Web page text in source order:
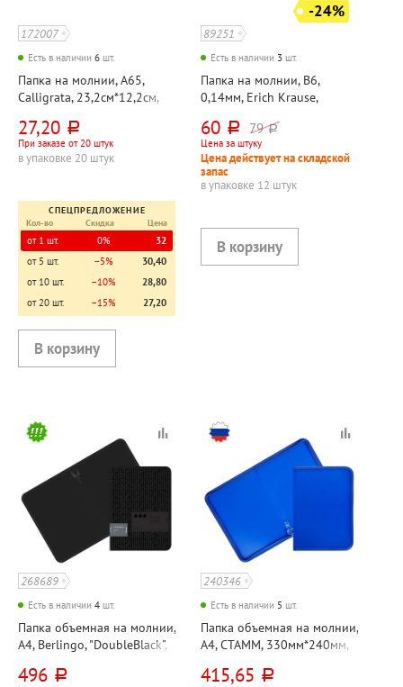
172007
Есть в наличии 6 шт.
Папка на молнии, А65,
Calligrata, 23,2см*12,2см,
ассорти
27,20 руб.
При заказе от 20 штук
в упаковке 20 штук
СПЕЦПРЕДЛОЖЕНИЕ
Кол-во
Скидка Цена
от 1 шт. 0%
32
от 5 шт.
−5%
30,40
от 10 шт.
−10%
28,80
от 20 шт.
−15% 27,20
-24%
89251
Есть в наличии 3 шт.
Папка на молнии, В6,
0,14мм, Erich Krause,
прозрачная
60 руб. 79 руб.
Цена за штуку
Цена действует на складской
запас
в упаковке 12 штук
268689
Есть в наличии 4 шт.
Папка объемная на молнии,
А4, Berlingo, "DoubleBlack",
корешка 30мм, пластик,
496 руб.
240346
Есть в наличии 5 шт.
Папка объемная на молнии,
А4, СТАММ, 330мм*240мм,
пластик, синяя
415,65 руб.